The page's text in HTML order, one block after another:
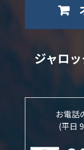
ジャロ
お電話
(平日